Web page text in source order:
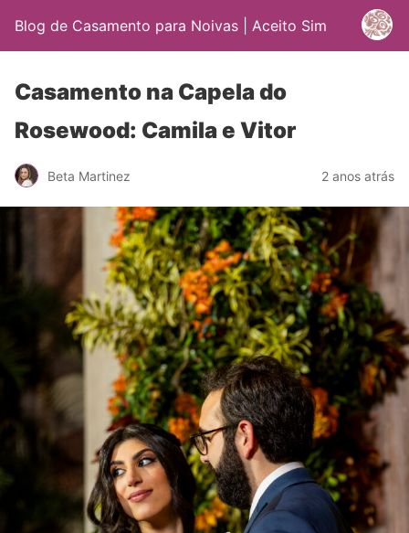
Blog de Casamento para Noivas | Aceito Sim
Casamento na Capela do
Rosewood: Camila e Vitor
Beta Martinez 2 anos atrás